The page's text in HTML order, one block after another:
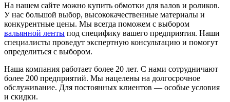
На нашем сайте можно купить обмотки для валов и роликов.
У нас большой выбор, высококачественные материалы и
конкурентные цены. Мы всегда поможем с выбором
вальянной ленты под специфику вашего предприятия. Наши
специалисты проведут экспертную консультацию и помогут
определиться с выбором.
Наша компания работает более 20 лет. С нами сотрудничают
более 200 предприятий. Мы нацелены на долгосрочное
обслуживание. Для постоянных клиентов — особые условия
и скидки.